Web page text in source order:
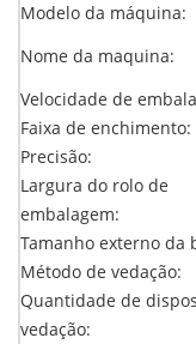
Modelo da máquina:
Nome da maquina:
Velocidade de
Faixa de enchimento:
Precisão:
Largura do rolo de
embalagem:
Tamanho externo da
Método de vedação:
Quantidade de
vedação: